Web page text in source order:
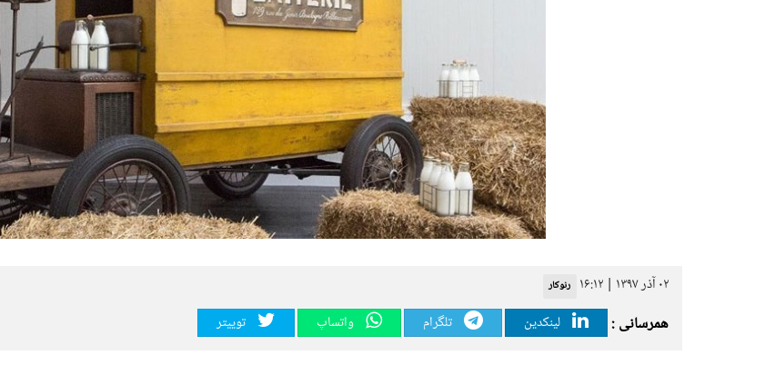
۰۲ آذر ۱۳۹۷ | ۱۶:۱۲ رنوکار
همرسانی : لینکدین تلگرام واتساپ توییتر